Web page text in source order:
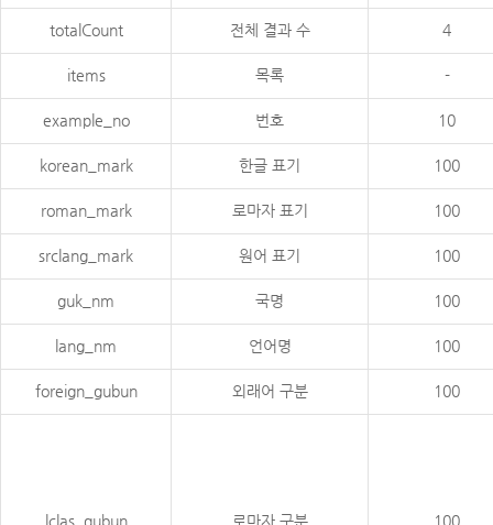
totalCount 전체 결과 수 4
items 목록 -
example_no 번호 10
korean_mark 한글 표기 100
roman_mark 로마자 표기 100
srclang_mark 원어 표기 100
guk_nm 국명 100
lang_nm 언어명 100
foreign_gubun 외래어 구분 100
lclas_gubun 로마자 구분 100